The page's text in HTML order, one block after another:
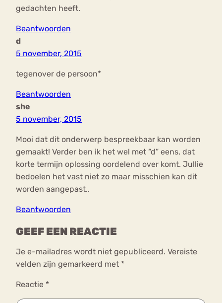
gedachten heeft.
Beantwoorden
d
5 november, 2015
tegenover de persoon*
Beantwoorden
she
5 november, 2015
Mooi dat dit onderwerp bespreekbaar kan worden
gemaakt! Verder ben ik het wel met “d” eens, dat
korte termijn oplossing oordelend over komt. Jullie
bedoelen het vast niet zo maar misschien kan dit
worden aangepast..
Beantwoorden
GEEF EEN REACTIE
Je e-mailadres wordt niet gepubliceerd. Vereiste
velden zijn gemarkeerd met *
Reactie *